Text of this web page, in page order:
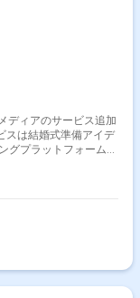
ディアのサービス追加
スは結婚式準備アイデ
グプラットフォームを
開発体制になってお